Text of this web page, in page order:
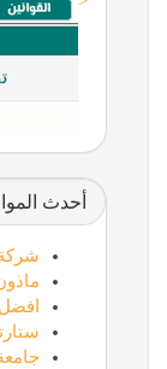
أحدث